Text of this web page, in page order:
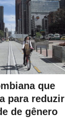
que
para reduzir
de gênero